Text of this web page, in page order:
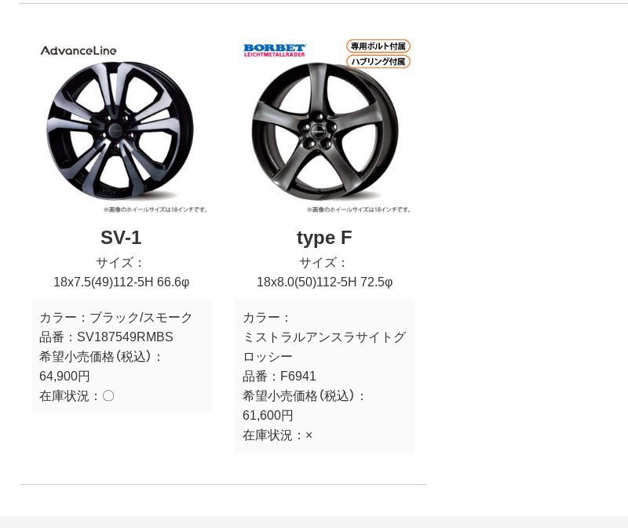
SV-1
サイズ：
18x7.5(49)112-5H 66.6φ
カラー： ブラック/スモーク
品番： SV187549RMBS
希望小売価格（税込）：
64,900円
在庫状況： 〇
type F
サイズ：
18x8.0(50)112-5H 72.5φ
カラー：
ミストラルアンスラサイトグ
ロッシー
品番： F6941
希望小売価格（税込）：
61,600円
在庫状況： ×